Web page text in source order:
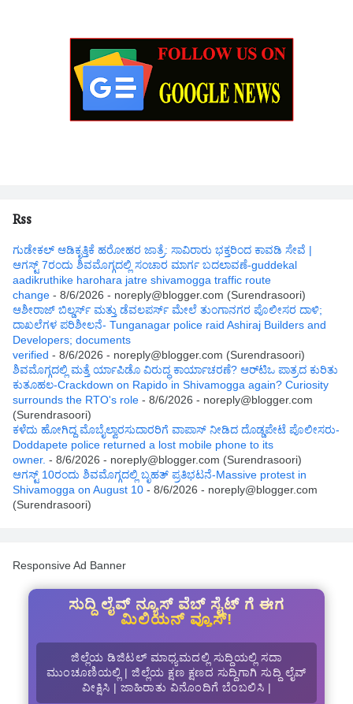
Rss
ಗುಡೇಕಲ್ ಆಡಿಕೃತ್ತಿಕೆ ಹರೋಹರ ಜಾತ್ರೆ: ಸಾವಿರಾರು ಭಕ್ತರಿಂದ ಕಾವಡಿ ಸೇವೆ |
ಆಗಸ್ಟ್ 7ರಂದು ಶಿವಮೊಗ್ಗದಲ್ಲಿ ಸಂಚಾರ ಮಾರ್ಗ ಬದಲಾವಣೆ-guddekal
aadikruthike harohara jatre shivamogga traffic route
change - 8/6/2026 - noreply@blogger.com (Surendrasoori)
ಆಶೀರಾಜ್ ಬಿಲ್ಡರ್ಸ್ ಮತ್ತು ಡೆವಲಪರ್ಸ್ ಮೇಲೆ ತುಂಗಾನಗರ ಪೊಲೀಸರ ದಾಳಿ;
ದಾಖಲೆಗಳ ಪರಿಶೀಲನೆ- Tunganagar police raid Ashiraj Builders and
Developers; documents
verified - 8/6/2026 - noreply@blogger.com (Surendrasoori)
ಶಿವಮೊಗ್ಗದಲ್ಲಿ ಮತ್ತೆ ರ್ಯಾಪಿಡೊ ವಿರುದ್ಧ ಕಾರ್ಯಾಚರಣೆ? ಆರ್‌ಟಿಒ ಪಾತ್ರದ ಕುರಿತು
ಕುತೂಹಲ-Crackdown on Rapido in Shivamogga again? Curiosity
surrounds the RTO's role - 8/6/2026 - noreply@blogger.com
(Surendrasoori)
ಕಳೆದು ಹೋಗಿದ್ದ ಮೊಬೈಲ್ವಾರಸುದಾರರಿಗೆ ವಾಪಾಸ್ ನೀಡಿದ ದೊಡ್ಡಪೇಟೆ ಪೊಲೀಸರು-
Doddapete police returned a lost mobile phone to its
owner. - 8/6/2026 - noreply@blogger.com (Surendrasoori)
ಆಗಸ್ಟ್‌ 10ರಂದು ಶಿವಮೊಗ್ಗದಲ್ಲಿ ಬೃಹತ್ ಪ್ರತಿಭಟನೆ-Massive protest in
Shivamogga on August 10 - 8/6/2026 - noreply@blogger.com
(Surendrasoori)
Responsive Ad Banner
ಸುದ್ದಿ ಲೈವ್ ನ್ಯೂಸ್ ವೆಬ್ ಸೈಟ್ ಗೆ ಈಗ
ಮಿಲಿಯನ್ ವ್ಯೂಸ್!
ಜಿಲ್ಲೆಯ ಡಿಜಿಟಲ್ ಮಾಧ್ಯಮದಲ್ಲಿ ಸುದ್ದಿಯಲ್ಲಿ ಸದಾ
ಮುಂಚೂಣಿಯಲ್ಲಿ | ಜಿಲ್ಲೆಯ ಕ್ಷಣ ಕ್ಷಣದ ಸುದ್ದಿಗಾಗಿ ಸುದ್ದಿ ಲೈವ್
ವೀಕ್ಷಿಸಿ | ಜಾಹಿರಾತು ವಿನೊಂದಿಗೆ ಬೆಂಬಲಿಸಿ |